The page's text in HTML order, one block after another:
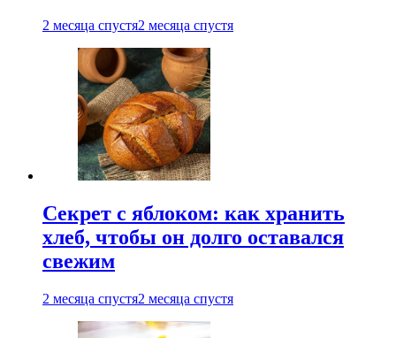
2 месяца спустя2 месяца спустя
Секрет с яблоком: как хранить
хлеб, чтобы он долго оставался
свежим
2 месяца спустя2 месяца спустя